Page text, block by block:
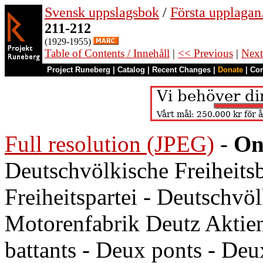
Svensk uppslagsbok / Första
211-212
(1929-1955)
Table of Contents / Innehåll | << Previous |
Project Runeberg Catalog Recent Changes Donate
Full resolution (JPEG) -
Deutschvölkische
Freiheitspartei -
Motorenfabrik Deutz
battants - Deux ponts -